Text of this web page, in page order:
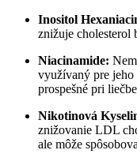
Inositol
znižuje cholesterol
Niacinamide:
využívaný pre jeho
prospešné pri
Nikotinová
znižovanie LDL
ale môže